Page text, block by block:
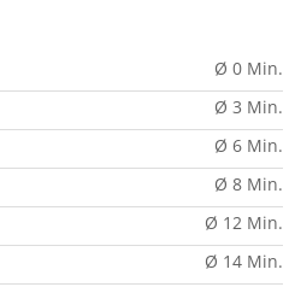
Ø 0 Min.
Ø 3 Min.
Ø 6 Min.
Ø 8 Min.
Ø 12 Min.
Ø 14 Min.